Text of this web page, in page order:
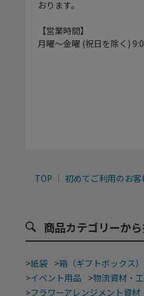
おります。
【営業時間】
月曜～金曜 (祝日を除く)
TOP 初めてご利用のお客
商品カテゴリーか
>紙袋 >箱（ギフトボックス）
>イベント用品 >物流資材・
>フラワーアレンジメント資材